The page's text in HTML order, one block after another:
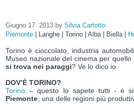
Giugno 17 2013 by Silvia Cartotto
Piemonte
Langhe Torino Alba Biella
Torino è cioccolato, industria
Museo nazionale del cinema per
si trova nei paraggi? Ve lo dico io.
DOV’È TORINO?
Torino – questo lo sapete tutti - è
Piemonte , una delle regioni più